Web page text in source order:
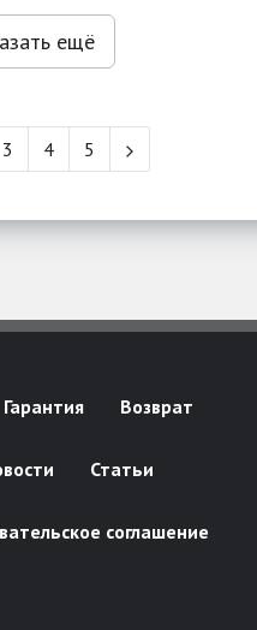
ещё
3 4 5
Гарантия Возврат
Статьи
соглашение